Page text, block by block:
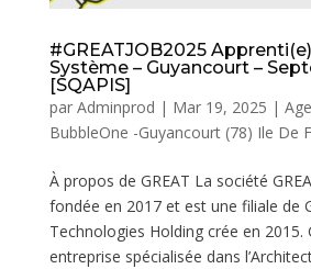
#GREATJOB2025
Système – Guyancourt –
[SQAPIS]
par Adminprod | Mar 19, 2025 |
BubbleOne -Guyancourt (78) Ile De
À propos de GREAT La société
fondée en 2017 et est une filiale de
Technologies Holding crée en 2015.
entreprise spécialisée dans